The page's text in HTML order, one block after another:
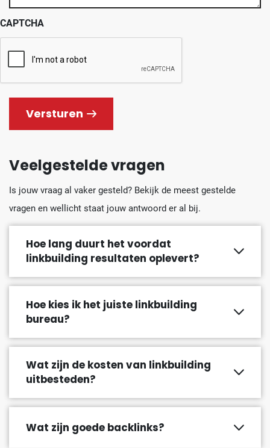
CAPTCHA
Versturen
Veelgestelde vragen
Is jouw vraag al vaker gesteld? Bekijk de meest gestelde
vragen en wellicht staat jouw antwoord er al bij.
Hoe lang duurt het voordat
linkbuilding resultaten oplevert?
Hoe kies ik het juiste linkbuilding
bureau?
Wat zijn de kosten van linkbuilding
uitbesteden?
Wat zijn goede backlinks?